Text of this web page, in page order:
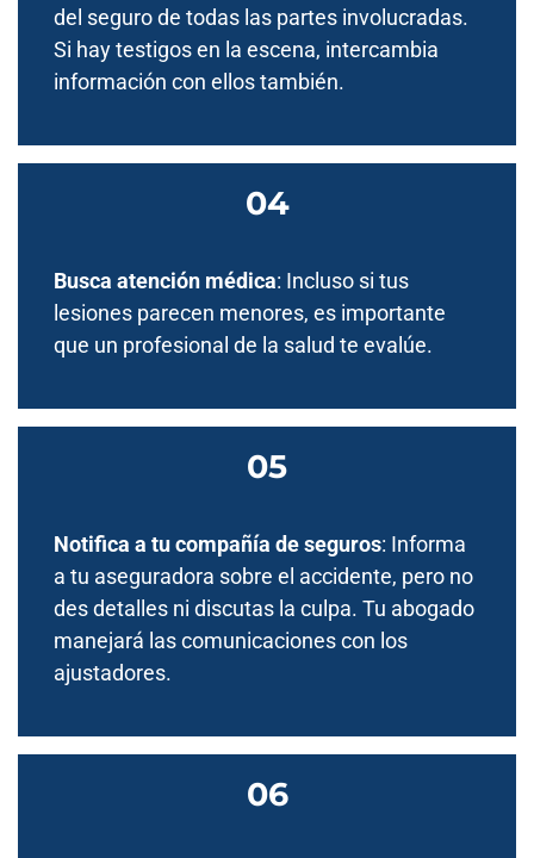
del seguro de todas las partes involucradas.
Si hay testigos en la escena, intercambia
información con ellos también.
Busca atención médica: Incluso si tus
lesiones parecen menores, es importante
que un profesional de la salud te evalúe.
Notifica a tu compañía de seguros: Informa
a tu aseguradora sobre el accidente, pero no
des detalles ni discutas la culpa. Tu abogado
manejará las comunicaciones con los
ajustadores.